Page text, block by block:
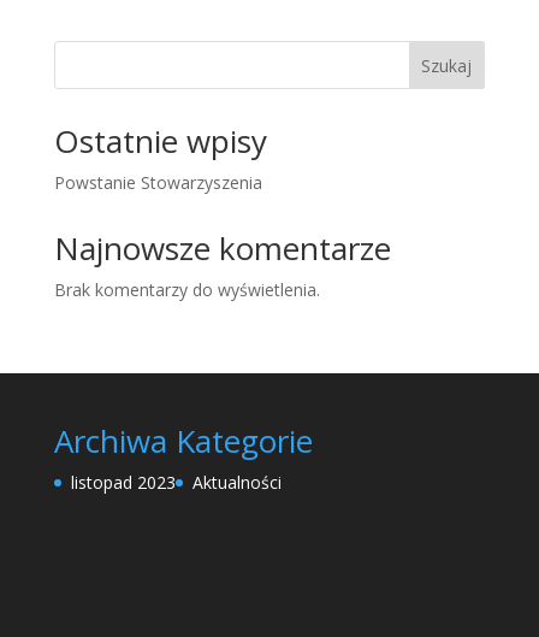
Szukaj
Ostatnie wpisy
Powstanie Stowarzyszenia
Najnowsze komentarze
Brak komentarzy do wyświetlenia.
Archiwa
listopad 2023
Kategorie
Aktualności